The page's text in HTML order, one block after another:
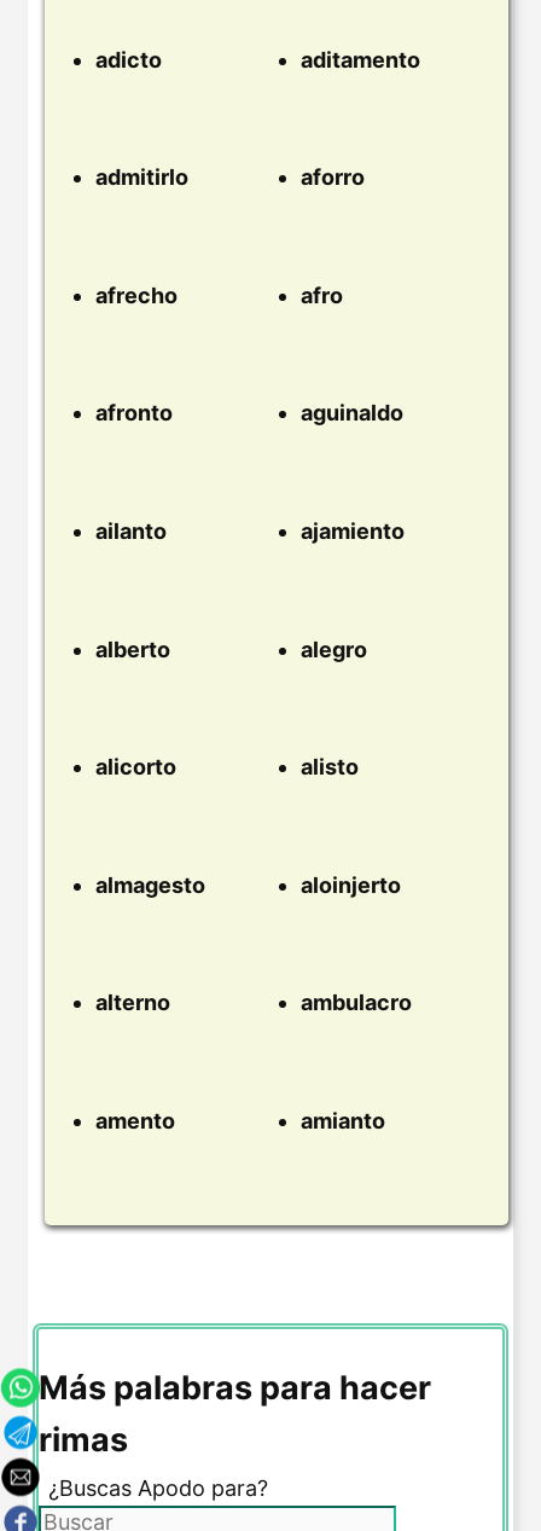
adicto aditamento
admitirlo aforro
afrecho afro
afronto aguinaldo
ailanto ajamiento
alberto alegro
alicorto alisto
almagesto aloinjerto
alterno ambulacro
amento amianto
Más palabras para hacer
rimas
¿Buscas Apodo para?